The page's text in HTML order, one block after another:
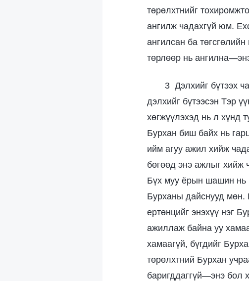
төрөлхтнийг
ангилж чадахгүй юм.
ангилсан ба
төрлөөр нь
3 Дэлхийг бүтээх
дэлхийг бүтээсэн Тэр
хөгжүүлэхэд нь л хүнд
Бурхан биш байх нь
ийм агуу ажил хийж
бөгөөд энэ ажлыг хийж
Бүх муу ёрын шашин нь
Бурханы дайснууд мөн.
ертөнцийг энэхүү нэг
ажиллаж байна уу
хамаагүй, бүгдийг
төрөлхтний Бурхан
баригддаггүй—энэ бол